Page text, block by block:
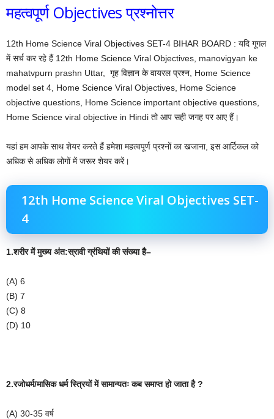
महत्वपूर्ण Objectives प्रश्नोत्तर
12th Home Science Viral Objectives SET-4 BIHAR BOARD : यदि गूगल
में सर्च कर रहे हैं 12th Home Science Viral Objectives, manovigyan ke
mahatvpurn prashn Uttar, गृह विज्ञान के वायरल प्रश्न, Home Science
model set 4, Home Science Viral Objectives, Home Science
objective questions, Home Science important objective questions,
Home Science viral objective in Hindi तो आप सही जगह पर आए हैं।
यहां हम आपके साथ शेयर करते हैं हमेशा महत्वपूर्ण प्रश्नों का खजाना, इस आर्टिकल को
अधिक से अधिक लोगों में जरूर शेयर करें।
12th Home Science Viral Objectives SET-
4
1.शरीर में मुख्य अंत:स्रावी ग्रंथियों की संख्या है–
(A) 6
(B) 7
(C) 8
(D) 10
2.रजोधर्म/मासिक धर्म स्त्रियों में सामान्यतः कब समाप्त हो जाता है ?
(A) 30-35 वर्ष